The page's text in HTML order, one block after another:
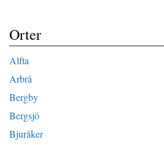
Orter
Alfta
Arbrå
Bergby
Bergsjö
Bjuråker